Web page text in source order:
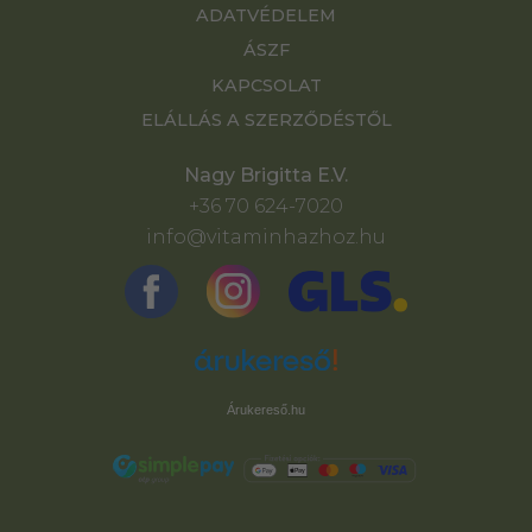
ADATVÉDELEM
ÁSZF
KAPCSOLAT
ELÁLLÁS A SZERZŐDÉSTŐL
Nagy Brigitta E.V.
+36 70 624-7020
info@vitaminhazhoz.hu
Árukereső.hu